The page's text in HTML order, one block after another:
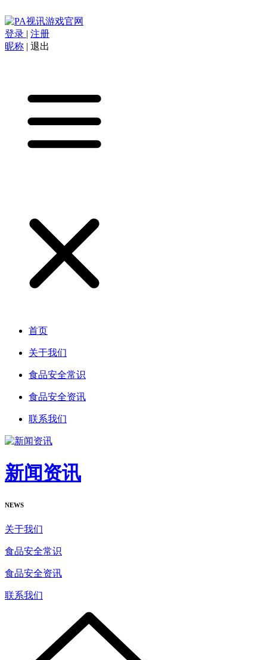
登录 | 注册
昵称 | 退出
首页
关于我们
食品安全常识
食品安全资讯
联系我们
新闻资讯
NEWS
关于我们
食品安全常识
食品安全资讯
联系我们